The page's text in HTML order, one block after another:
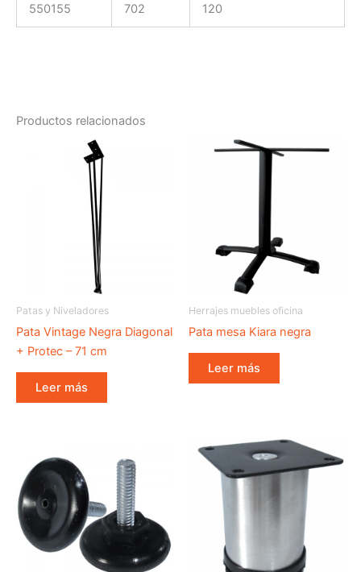
550155 702 120
Productos relacionados
Patas y Niveladores
Pata Vintage Negra Diagonal
+ Protec – 71 cm
Leer más
Herrajes muebles oficina
Pata mesa Kiara negra
Leer más